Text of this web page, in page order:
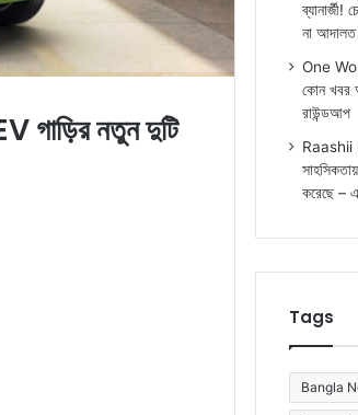
নতুন দুটি
না আদালত
One
কোন খবর
রাউন্ডআপ
Raashii
করেছে –
Tags
Bangla